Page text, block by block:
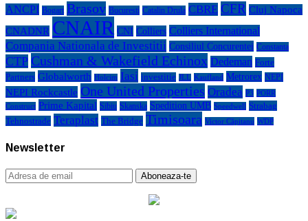
ANCPI Bogart Brasov Bucuresti Catalin Drula CBRE CFR Cluj Napoca
CNADNR CNAIR CNI Colliers Colliers International
Compania Nationala de Investitii Consiliul Concurentei Constanta
CTP Cushman & Wakefield Echinox Dedeman Forte
Partners Globalworth Holcim Iasi investitie JLL Kaufland Metrorex NEPI
NEPI Rockcastle One United Properties Oradea P3 PORR
Construct Prime Kapital Sibiu Skanska Spedition UMB Speedwell Strabag
Tehnostrade Teraplast The Bridge Timisoara Victor Căpitanu WDP
Newsletter